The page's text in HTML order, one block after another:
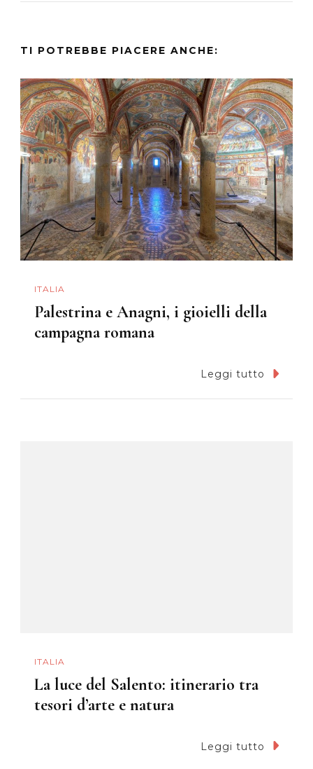
TI POTREBBE PIACERE ANCHE:
ITALIA
Palestrina e Anagni, i gioielli della
campagna romana
Leggi tutto
ITALIA
La luce del Salento: itinerario tra
tesori d’arte e natura
Leggi tutto